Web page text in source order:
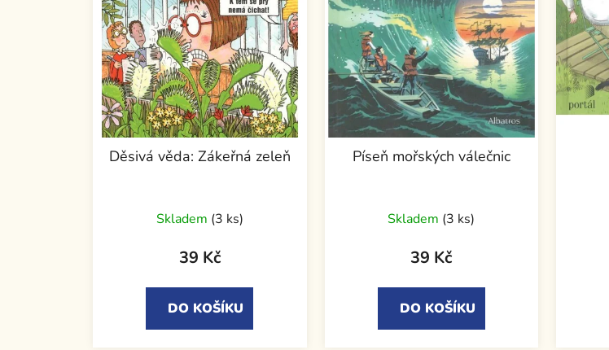
Děsivá věda: Zákeřná zeleň
Skladem (3 ks)
39 Kč
DO KOŠÍKU
Píseň mořských válečnic
Skladem (3 ks)
39 Kč
DO KOŠÍKU